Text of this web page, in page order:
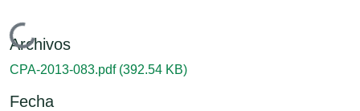
Cargando...
Archivos
CPA-2013-083.pdf (392.54 KB)
Fecha